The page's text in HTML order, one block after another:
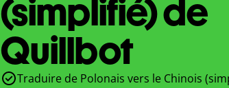
(simplifié) de
Quillbot
Traduire de Polonais vers le Chinois